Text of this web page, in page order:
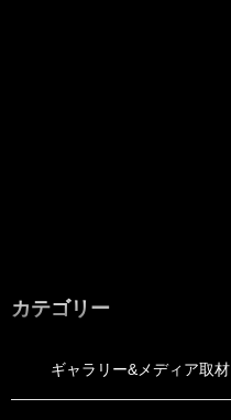
カテゴリー
ギャラリー&メディア取材